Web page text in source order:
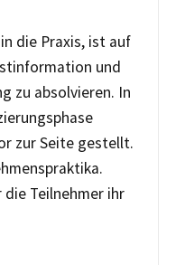
die Praxis, ist auf
und
zu absolvieren. In
zur Seite gestellt.
Teilnehmer ihr